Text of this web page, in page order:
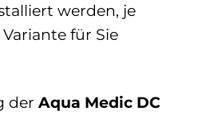
werden, je
für Sie
der Aqua Medic DC